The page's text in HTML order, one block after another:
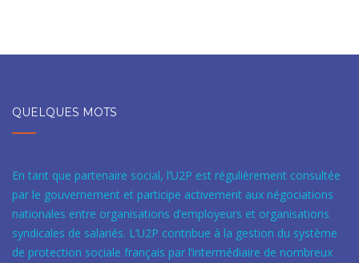
QUELQUES MOTS
En tant que partenaire social, l’U2P est régulièrement consultée
par le gouvernement et participe activement aux négociations
nationales entre organisations d’employeurs et organisations
syndicales de salariés. L’U2P contribue à la gestion du système
de protection sociale français par l’intermédiaire de nombreux